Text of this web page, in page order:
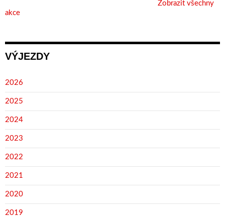
Zobrazit všechny
akce
VÝJEZDY
2026
2025
2024
2023
2022
2021
2020
2019